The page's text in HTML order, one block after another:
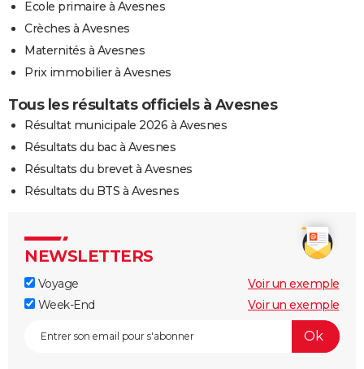
Ecole primaire à Avesnes
Crèches à Avesnes
Maternités à Avesnes
Prix immobilier à Avesnes
Tous les résultats officiels à Avesnes
Résultat municipale 2026 à Avesnes
Résultats du bac à Avesnes
Résultats du brevet à Avesnes
Résultats du BTS à Avesnes
NEWSLETTERS
Voyage
Voir un exemple
Week-End
Voir un exemple